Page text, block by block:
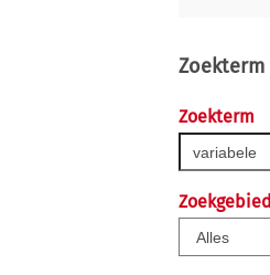
Zoekterm
Zoekterm
Zoekgebied